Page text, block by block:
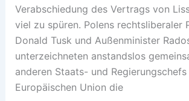
Verabschiedung des Vertrags von
viel zu spüren. Polens rechtsliberaler
Donald Tusk und Außenminister
unterzeichneten anstandslos
anderen Staats- und
Europäischen Union die